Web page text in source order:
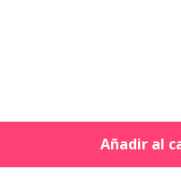
Añadir al